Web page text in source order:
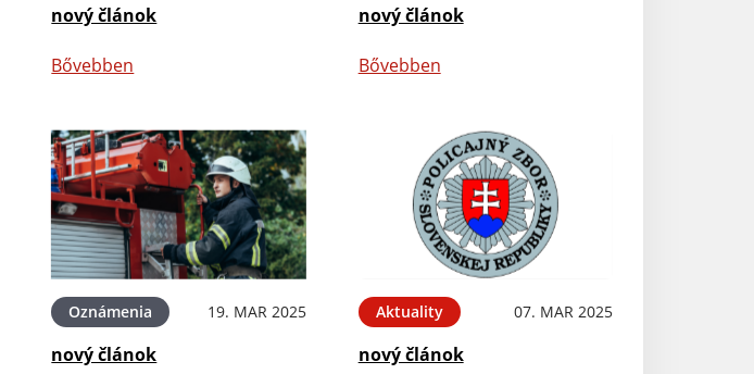
nový článok
Bővebben
nový článok
Bővebben
Oznámenia 19. MAR 2025
nový článok
Aktuality 07. MAR 2025
nový článok